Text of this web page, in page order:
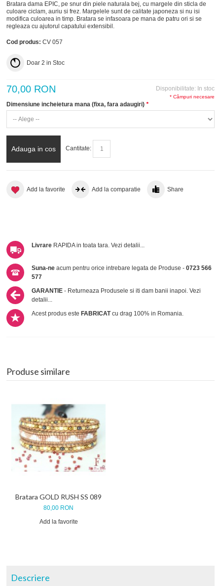
Bratara dama EPIC, pe snur din piele naturala bej, cu margele din sticla de
culoare ciclam, auriu si frez. Margelele sunt de calitate japoneza si nu isi
modifica culoarea in timp. Bratara se infasoara pe mana de patru ori si se
regleaza cu ajutorul capatului extensibil.
Cod produs:CV 057
Doar2 in Stoc
Disponibilitate: In stoc
70,00 RON
*
Dimensiune incheietura mana (fixa, fara adaugiri)
* Câmpuri necesare
Adauga in cos Cantitate:
Add la favorite Add la comparatie Share
Livrare RAPIDA in toata tara.Vezi detalii...
Suna-ne acum pentru orice intrebare legata de Produse -0723 566
577
GARANTIE - Returneaza Produsele si iti dam banii inapoi.Vezi
detalii...
Acest produs este FABRICATcu drag 100% in Romania.
Produse similare
Bratara GOLD RUSH SS 089
80,00 RON
Add la favorite
Descriere